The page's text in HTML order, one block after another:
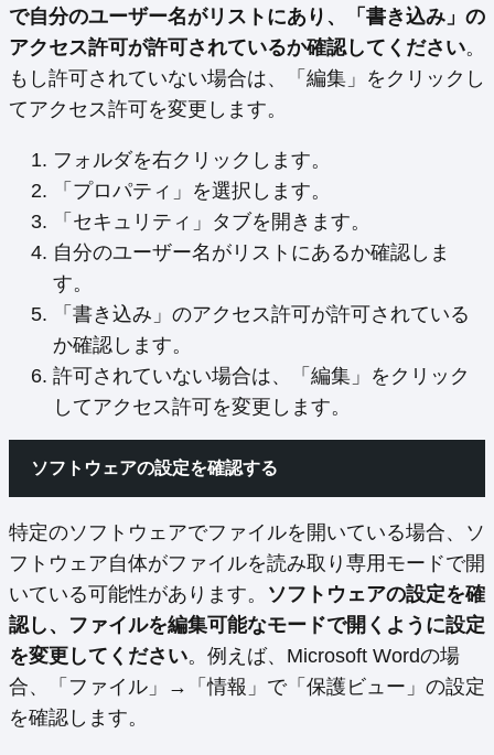
で自分のユーザー名がリストにあり、「書き込み」の
アクセス許可が許可されているか確認してください。
もし許可されていない場合は、「編集」をクリックし
てアクセス許可を変更します。
フォルダを右クリックします。
「プロパティ」を選択します。
「セキュリティ」タブを開きます。
自分のユーザー名がリストにあるか確認しま
す。
「書き込み」のアクセス許可が許可されている
か確認します。
許可されていない場合は、「編集」をクリック
してアクセス許可を変更します。
ソフトウェアの設定を確認する
特定のソフトウェアでファイルを開いている場合、ソ
フトウェア自体がファイルを読み取り専用モードで開
いている可能性があります。 ソフトウェアの設定を確
認し、ファイルを編集可能なモードで開くように設定
を変更してください。例えば、Microsoft Wordの場
合、「ファイル」→「情報」で「保護ビュー」の設定
を確認します。